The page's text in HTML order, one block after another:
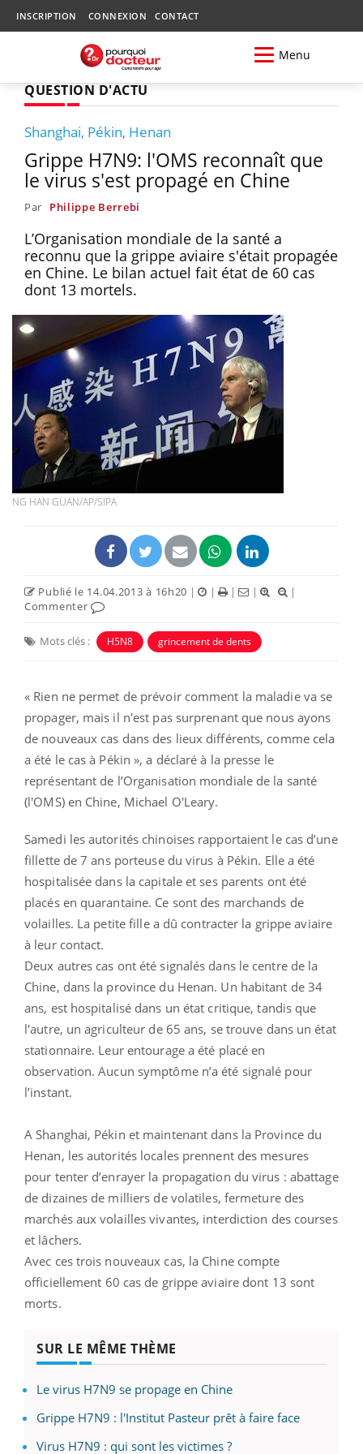
INSCRIPTION CONNEXION CONTACT
Menu
QUESTION D'ACTU
Shanghai, Pékin, Henan
Grippe H7N9: l'OMS reconnaît que
le virus s'est propagé en Chine
Par Philippe Berrebi
L’Organisation mondiale de la santé a
reconnu que la grippe aviaire s'était propagée
en Chine. Le bilan actuel fait état de 60 cas
dont 13 mortels.
NG HAN GUAN/AP/SIPA
Publié le 14.04.2013 à 16h20 | | | |
|
Commenter
Mots clés : H5N8 grincement de dents
« Rien ne permet de prévoir comment la maladie va se
propager, mais il n'est pas surprenant que nous ayons
de nouveaux cas dans des lieux différents, comme cela
a été le cas à Pékin », a déclaré à la presse le
représentant de l’Organisation mondiale de la santé
(l'OMS) en Chine, Michael O'Leary.
Samedi les autorités chinoises rapportaient le cas d’une
fillette de 7 ans porteuse du virus à Pékin. Elle a été
hospitalisée dans la capitale et ses parents ont été
placés en quarantaine. Ce sont des marchands de
volailles. La petite fille a dû contracter la grippe aviaire
à leur contact.
Deux autres cas ont été signalés dans le centre de la
Chine, dans la province du Henan. Un habitant de 34
ans, est hospitalisé dans un état critique, tandis que
l'autre, un agriculteur de 65 ans, se trouve dans un état
stationnaire. Leur entourage a été placé en
observation. Aucun symptôme n’a été signalé pour
l’instant.
A Shanghai, Pékin et maintenant dans la Province du
Henan, les autorités locales prennent des mesures
pour tenter d’enrayer la propagation du virus : abattage
de dizaines de milliers de volatiles, fermeture des
marchés aux volailles vivantes, interdiction des courses
et lâchers.
Avec ces trois nouveaux cas, la Chine compte
officiellement 60 cas de grippe aviaire dont 13 sont
morts.
SUR LE MÊME THÈME
Le virus H7N9 se propage en Chine
Grippe H7N9 : l'Institut Pasteur prêt à faire face
Virus H7N9 : qui sont les victimes ?